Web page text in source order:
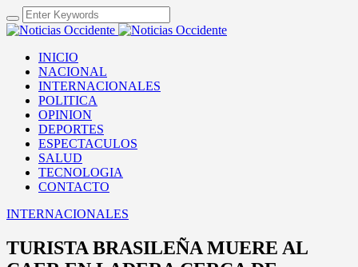
INICIO
NACIONAL
INTERNACIONALES
POLITICA
OPINION
DEPORTES
ESPECTACULOS
SALUD
TECNOLOGIA
CONTACTO
INTERNACIONALES
TURISTA BRASILEÑA MUERE AL